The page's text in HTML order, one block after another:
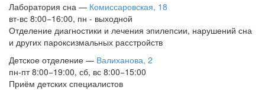
Лаборатория сна — Комиссаровская, 18
вт-вс 8:00−16:00, пн - выходной
Отделение диагностики и лечения эпилепсии, нарушений сна
и других пароксизмальных расстройств
Детское отделение — Валиханова, 2
пн-пт 8:00−19:00, сб, вс 8:00−15:00
Приём детских специалистов